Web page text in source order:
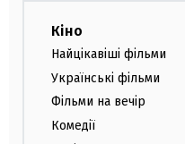
Кіно
Найцікавіші фільми
Українські фільми
Фільми на вечір
Комедії